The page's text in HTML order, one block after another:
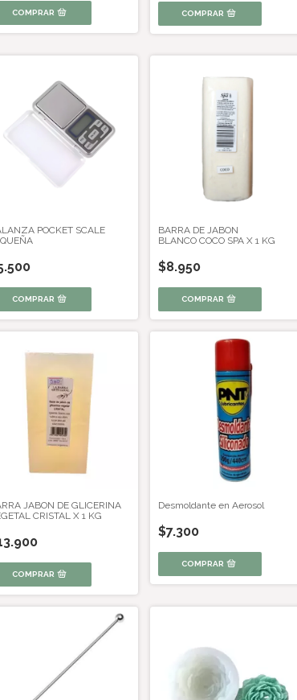
POCKET SCALE
BARRA DE JABON
BLANCO COCO SPA X 1 KG
$8.950
JABON DE GLICERINA
CRISTAL X 1 KG
Desmoldante en Aerosol
$7.300